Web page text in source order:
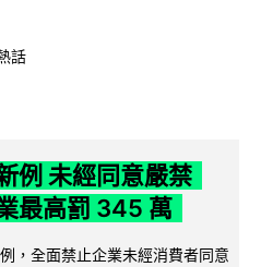
話
例 未經同意嚴禁
最高罰 345 萬
，全面禁止企業未經消費者同意